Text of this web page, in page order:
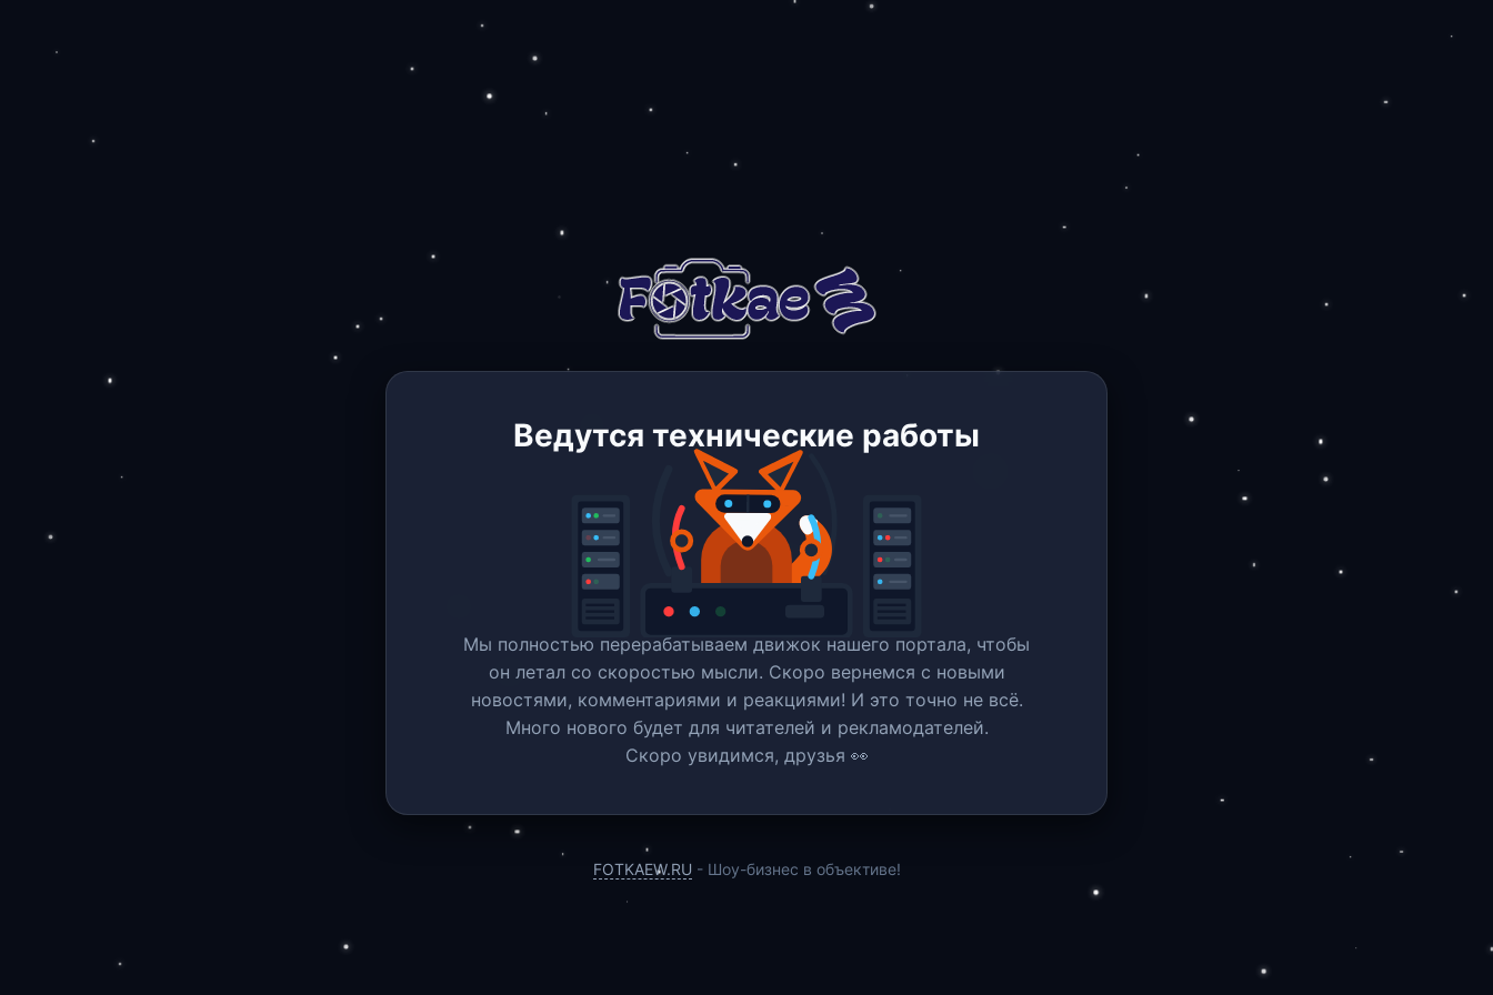
Ведутся технические работы
Мы полностью перерабатываем движок нашего портала, чтобы
он летал со скоростью мысли. Скоро вернемся c новыми
новостями, комментариями и реакциями! И это точно не всё.
Много нового будет для читателей и рекламодателей.
Скоро увидимся, друзья 👀
FOTKAEW.RU - Шоу-бизнес в объективе!